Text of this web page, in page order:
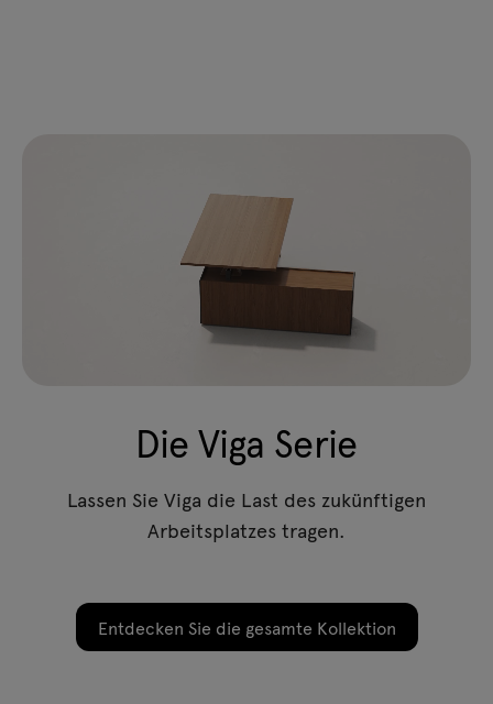
Die Viga Serie
Lassen Sie Viga die Last des zukünftigen
Arbeitsplatzes tragen.
Entdecken Sie die gesamte Kollektion